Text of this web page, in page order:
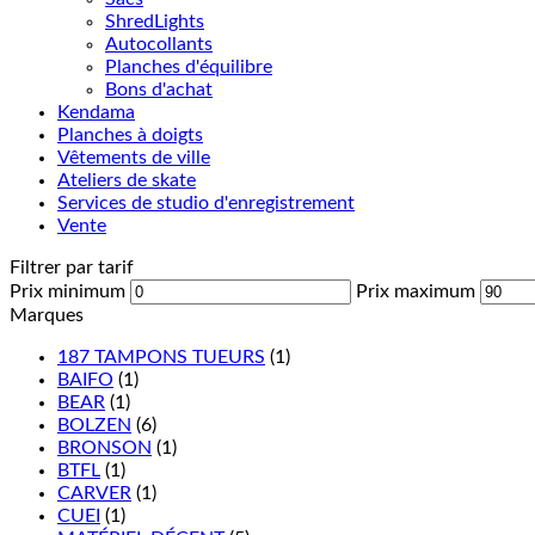
ShredLights
Autocollants
Planches d'équilibre
Bons d'achat
Kendama
Planches à doigts
Vêtements de ville
Ateliers de skate
Services de studio d'enregistrement
Vente
Filtrer par tarif
Prix minimum
Prix maximum
Marques
187 TAMPONS TUEURS (1)
BAIFO (1)
BEAR (1)
BOLZEN (6)
BRONSON (1)
BTFL (1)
CARVER (1)
CUEI (1)